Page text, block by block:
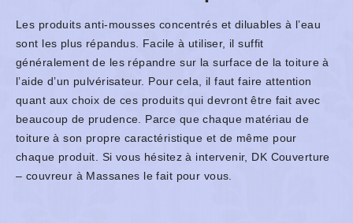
Les produits anti-mousses concentrés et diluables à l’eau
sont les plus répandus. Facile à utiliser, il suffit
généralement de les répandre sur la surface de la toiture à
l’aide d’un pulvérisateur. Pour cela, il faut faire attention
quant aux choix de ces produits qui devront être fait avec
beaucoup de prudence. Parce que chaque matériau de
toiture à son propre caractéristique et de même pour
chaque produit. Si vous hésitez à intervenir, DK Couverture
– couvreur à Massanes le fait pour vous.